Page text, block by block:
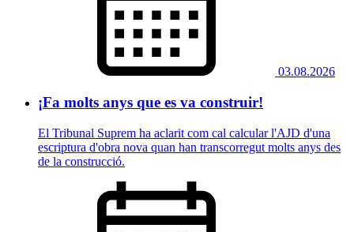
03.08.2026
¡Fa molts anys que es va construir!
El Tribunal Suprem ha aclarit com cal calcular l'AJD d'una
escriptura d'obra nova quan han transcorregut molts anys des
de la construcció.